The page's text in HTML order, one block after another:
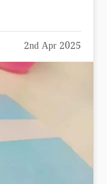
2nd Apr 2025